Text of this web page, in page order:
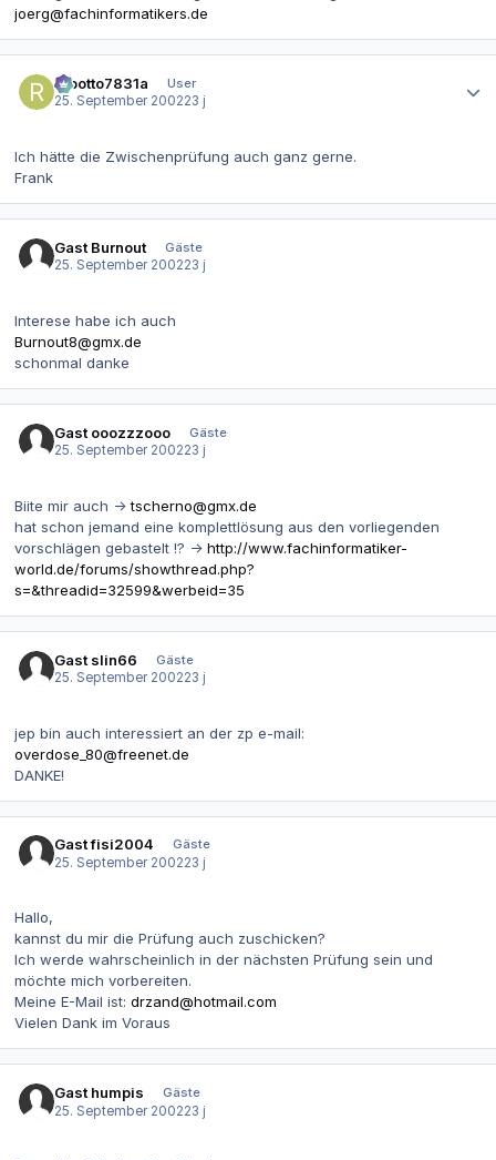
joerg@fachinformatikers.de
robotto7831a
User
25. September 200223 j
Ich hätte die Zwischenprüfung auch ganz gerne.
Frank
Gast Burnout
Gäste
25. September 200223 j
Interese habe ich auch
Burnout8@gmx.de
schonmal danke
Gast ooozzzooo
Gäste
25. September 200223 j
Biite mir auch ->tscherno@gmx.de
hat schon jemand eine komplettlösung aus den vorliegenden
vorschlägen gebastelt !? -> http://www.fachinformatiker-
world.de/forums/showthread.php?
s=&threadid=32599&werbeid=35
Gast slin66
Gäste
25. September 200223 j
jep bin auch interessiert an der zp e-mail:
overdose_80@freenet.de
DANKE!
Gast fisi2004
Gäste
25. September 200223 j
Hallo,
kannst du mir die Prüfung auch zuschicken?
Ich werde wahrscheinlich in der nächsten Prüfung sein und
möchte mich vorbereiten.
Meine E-Mail ist: drzand@hotmail.com
Vielen Dank im Voraus
Gast humpis
Gäste
25. September 200223 j